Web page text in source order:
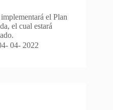
el Plan
el cual estará
04- 2022